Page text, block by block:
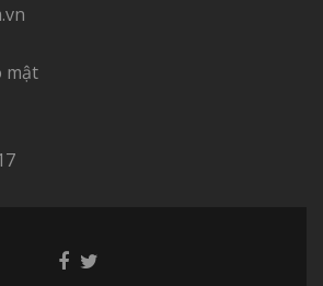
mật
Facebook
Twitter